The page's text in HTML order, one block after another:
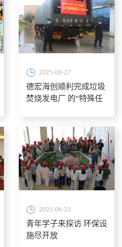
联合会、德宏州文学艺
术界联合会、 德宏州外
事办、德宏海创联合主
题党日活动
2025-06-27
德宏海创顺利完成垃圾
焚烧发电厂 的“特殊任
2025-06-23
青年学子来探访 环保设
施尽开放